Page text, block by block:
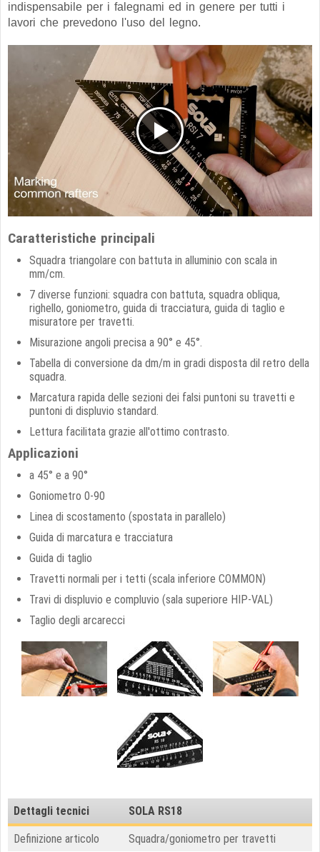
indispensabile per i falegnami ed in genere per tutti i
lavori che prevedono l'uso del legno.
Caratteristiche principali
Squadra triangolare con battuta in alluminio con scala in
mm/cm.
7 diverse funzioni: squadra con battuta, squadra obliqua,
righello, goniometro, guida di tracciatura, guida di taglio e
misuratore per travetti.
Misurazione angoli precisa a 90° e 45°.
Tabella di conversione da dm/m in gradi disposta dil retro della
squadra.
Marcatura rapida delle sezioni dei falsi puntoni su travetti e
puntoni di displuvio standard.
Lettura facilitata grazie all'ottimo contrasto.
Applicazioni
a 45° e a 90°
Goniometro 0-90
Linea di scostamento (spostata in parallelo)
Guida di marcatura e tracciatura
Guida di taglio
Travetti normali per i tetti (scala inferiore COMMON)
Travi di displuvio e compluvio (sala superiore HIP-VAL)
Taglio degli arcarecci
Dettagli tecnici SOLA RS18
Definizione articolo Squadra/goniometro per travetti